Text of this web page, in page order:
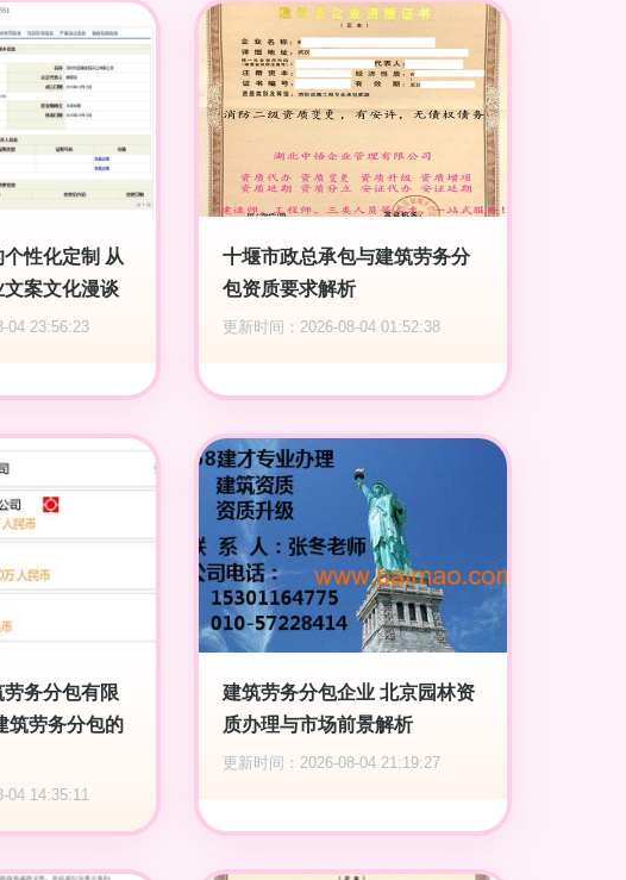
性化定制 从
文案文化漫谈
04 23:56:23
十堰市政总承包与建筑劳务分
包资质要求解析
更新时间：2026-08-04 01:52:38
务分包有限
筑劳务分包的
04 14:35:11
建筑劳务分包企业 北京园林资
质办理与市场前景解析
更新时间：2026-08-04 21:19:27